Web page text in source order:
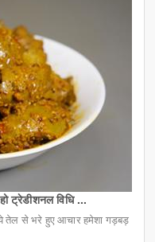
ट्रेडीशनल विधि ...
तेल से भरे हुए आचार हमेशा गड़बड़